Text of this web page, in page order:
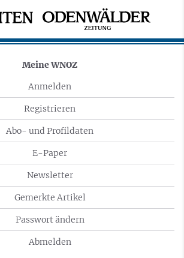
Meine WNOZ
Anmelden
Registrieren
Abo- und Profildaten
E-Paper
Newsletter
Gemerkte Artikel
Passwort ändern
Abmelden